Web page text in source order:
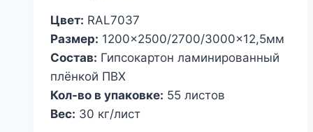
Цвет: RAL7037
Размер: 1200×2500/2700/3000×12,5мм
Состав: Гипсокартон ламинированный
плёнкой ПВХ
Кол-во в упаковке: 55 листов
Вес: 30 кг/лист